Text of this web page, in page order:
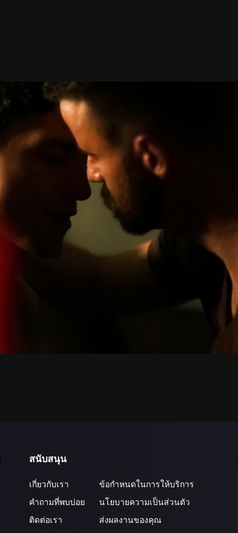
สนับสนุน
เกี่ยวกับเรา
คำถามที่พบบ่อย
ติดต่อเรา
ข้อกำหนดในการให้บริการ
นโยบายความเป็นส่วนตัว
ส่งผลงานของคุณ